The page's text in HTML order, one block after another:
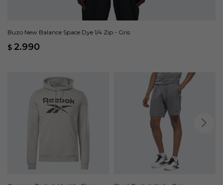
Buzo New Balance Space Dye 1/4 Zip - Gris
$ 2.990